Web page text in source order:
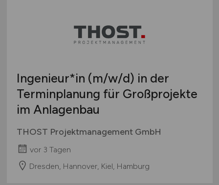
Ingenieur*in (m/w/d) in der
Terminplanung für Großprojekte
im Anlagenbau
THOST Projektmanagement GmbH
vor 3 Tagen
Dresden, Hannover, Kiel, Hamburg